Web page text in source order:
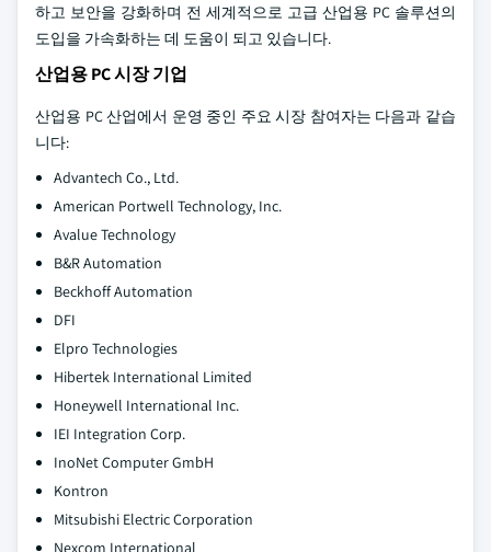
하고 보안을 강화하며 전 세계적으로 고급 산업용 PC 솔루션의
도입을 가속화하는 데 도움이 되고 있습니다.
산업용 PC 시장 기업
산업용 PC 산업에서 운영 중인 주요 시장 참여자는 다음과 같습
니다:
Advantech Co., Ltd.
American Portwell Technology, Inc.
Avalue Technology
B&R Automation
Beckhoff Automation
DFI
Elpro Technologies
Hibertek International Limited
Honeywell International Inc.
IEI Integration Corp.
InoNet Computer GmbH
Kontron
Mitsubishi Electric Corporation
Nexcom International